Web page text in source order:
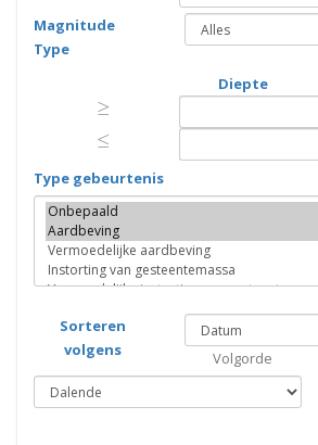
Magnitude
Type
Diepte
≥
≥
≤
≤
Type gebeurtenis
Sorteren
volgens
Volgorde